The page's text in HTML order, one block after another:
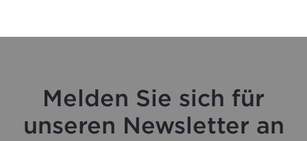
Melden Sie sich für
unseren Newsletter an